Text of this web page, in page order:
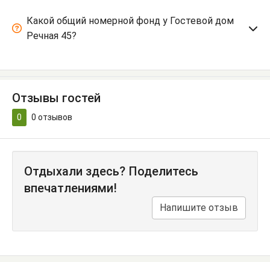
Какой общий номерной фонд у Гостевой дом
Речная 45?
Отзывы гостей
0 0 отзывов
Отдыхали здесь? Поделитесь
впечатлениями!
Напишите отзыв